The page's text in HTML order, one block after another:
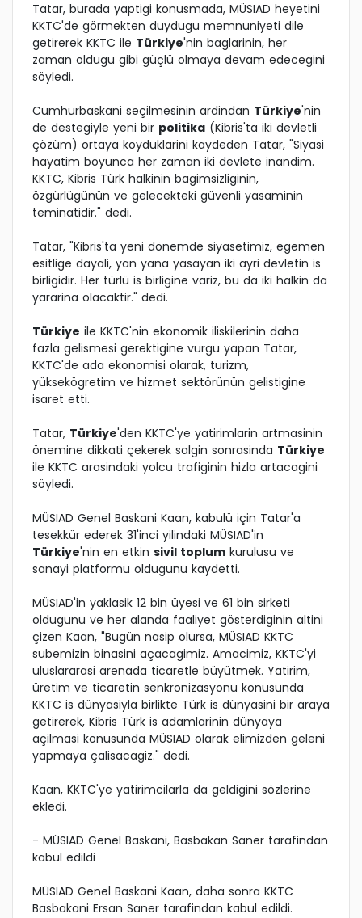
Tatar, burada yaptigi konusmada, MÜSIAD heyetini
KKTC'de görmekten duydugu memnuniyeti dile
getirerek KKTC ile Türkiye'nin baglarinin, her
zaman oldugu gibi güçlü olmaya devam edecegini
söyledi.
Cumhurbaskani seçilmesinin ardindan Türkiye'nin
de destegiyle yeni bir politika (Kibris'ta iki devletli
çözüm) ortaya koyduklarini kaydeden Tatar, "Siyasi
hayatim boyunca her zaman iki devlete inandim.
KKTC, Kibris Türk halkinin bagimsizliginin,
özgürlügünün ve gelecekteki güvenli yasaminin
teminatidir." dedi.
Tatar, "Kibris'ta yeni dönemde siyasetimiz, egemen
esitlige dayali, yan yana yasayan iki ayri devletin is
birligidir. Her türlü is birligine variz, bu da iki halkin da
yararina olacaktir." dedi.
Türkiye ile KKTC'nin ekonomik iliskilerinin daha
fazla gelismesi gerektigine vurgu yapan Tatar,
KKTC'de ada ekonomisi olarak, turizm,
yüksekögretim ve hizmet sektörünün gelistigine
isaret etti.
Tatar, Türkiye'den KKTC'ye yatirimlarin artmasinin
önemine dikkati çekerek salgin sonrasinda Türkiye
ile KKTC arasindaki yolcu trafiginin hizla artacagini
söyledi.
MÜSIAD Genel Baskani Kaan, kabulü için Tatar'a
tesekkür ederek 31'inci yilindaki MÜSIAD'in
Türkiye'nin en etkin sivil toplum kurulusu ve
sanayi platformu oldugunu kaydetti.
MÜSIAD'in yaklasik 12 bin üyesi ve 61 bin sirketi
oldugunu ve her alanda faaliyet gösterdiginin altini
çizen Kaan, "Bugün nasip olursa, MÜSIAD KKTC
subemizin binasini açacagimiz. Amacimiz, KKTC'yi
uluslararasi arenada ticaretle büyütmek. Yatirim,
üretim ve ticaretin senkronizasyonu konusunda
KKTC is dünyasiyla birlikte Türk is dünyasini bir araya
getirerek, Kibris Türk is adamlarinin dünyaya
açilmasi konusunda MÜSIAD olarak elimizden geleni
yapmaya çalisacagiz." dedi.
Kaan, KKTC'ye yatirimcilarla da geldigini sözlerine
ekledi.
- MÜSIAD Genel Baskani, Basbakan Saner tarafindan
kabul edildi
MÜSIAD Genel Baskani Kaan, daha sonra KKTC
Basbakani Ersan Saner tarafindan kabul edildi.